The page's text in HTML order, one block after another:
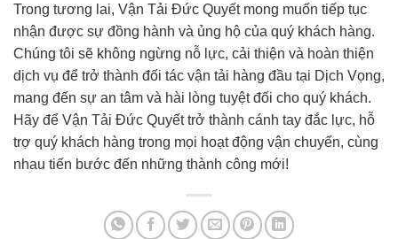
Trong tương lai, Vận Tải Đức Quyết mong muốn tiếp tục
nhận được sự đồng hành và ủng hộ của quý khách hàng.
Chúng tôi sẽ không ngừng nỗ lực, cải thiện và hoàn thiện
dịch vụ để trở thành đối tác vận tải hàng đầu tại Dịch Vọng,
mang đến sự an tâm và hài lòng tuyệt đối cho quý khách.
Hãy để Vận Tải Đức Quyết trở thành cánh tay đắc lực, hỗ
trợ quý khách hàng trong mọi hoạt động vận chuyển, cùng
nhau tiến bước đến những thành công mới!